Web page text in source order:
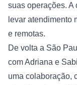
suas operações. A
levar atendimento
e remotas.
De volta a São
com Adriana e
uma colaboração,